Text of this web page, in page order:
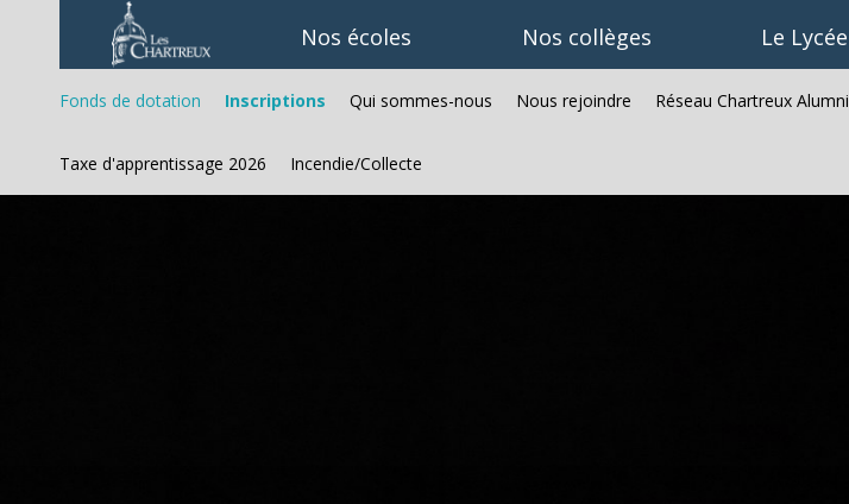
Nos écoles Nos collèges Le Lycée
Fonds de dotation Inscriptions Qui sommes-nous Nous rejoindre Réseau Chartreux Alumni
Taxe d'apprentissage 2026 Incendie/Collecte